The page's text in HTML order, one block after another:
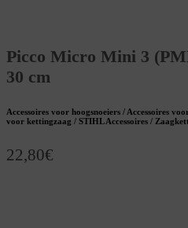
Picco Micro Mini 3
30 cm
Accessoires voor hoogsnoeiers / Accessoires
voor kettingzaag / STIHL Accessoires /
22,80€